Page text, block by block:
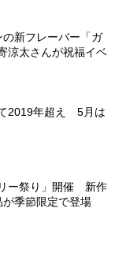
新フレーバー「ガ
涼太さんが祝福イベ
2019年超え 5月は
ー祭り」開催 新作
季節限定で登場